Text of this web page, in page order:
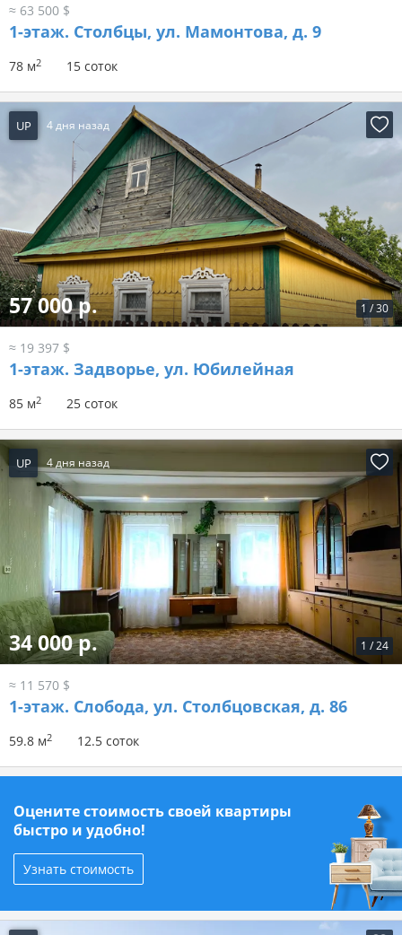
≈ 63 500 $
1-этаж. Столбцы, ул. Мамонтова, д. 9
78 м2 15 соток
UP 4 дня назад
1 /30
57 000 р.
≈ 19 397 $
1-этаж. Задворье, ул. Юбилейная
85 м2 25 соток
UP 4 дня назад
1 /24
34 000 р.
≈ 11 570 $
1-этаж. Слобода, ул. Столбцовская, д. 86
59.8 м2 12.5 соток
Оцените стоимость своей квартиры
быстро и удобно!
Узнать стоимость